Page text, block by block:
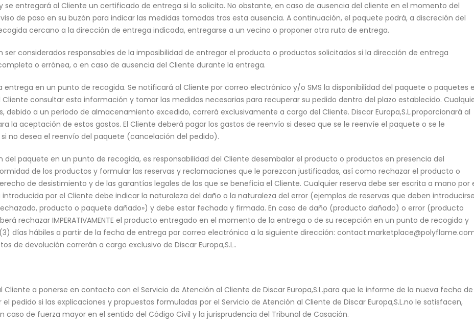
se entregará al Cliente un certificado de entrega si lo solicita. No obstante, en caso de ausencia del cliente en el momento del
de paso en su buzón para indicar las medidas tomadas tras esta ausencia. A continuación, el paquete podrá, a discreción del
cercano a la dirección de entrega indicada, entregarse a un vecino o proponer otra ruta de entrega.
ser considerados responsables de la imposibilidad de entregar el producto o productos solicitados si la dirección de entrega
o errónea, o en caso de ausencia del Cliente durante la entrega.
en un punto de recogida. Se notificará al Cliente por correo electrónico y/o SMS la disponibilidad del paquete o paquetes
Cliente consultar esta información y tomar las medidas necesarias para recuperar su pedido dentro del plazo establecido.
a un periodo de almacenamiento excedido, correrá exclusivamente a cargo del Cliente. Discar Europa,S.L.proporcionará al
la aceptación de estos gastos. El Cliente deberá pagar los gastos de reenvío si desea que se le reenvíe el paquete o se le
no desea el reenvío del paquete (cancelación del pedido).
paquete en un punto de recogida, es responsabilidad del Cliente desembalar el producto o productos en presencia del
de los productos y formular las reservas y reclamaciones que le parezcan justificadas, así como rechazar el producto o
de desistimiento y de las garantías legales de las que se beneficia el Cliente. Cualquier reserva debe ser escrita a mano por
por el Cliente debe indicar la naturaleza del daño o la naturaleza del error (ejemplos de reservas que deben
producto o paquete dañado») y debe estar fechada y firmada. En caso de daño (producto dañado) o error (producto
rechazar IMPERATIVAMENTE el producto entregado en el momento de la entrega o de su recepción en un punto de recogida y
días hábiles a partir de la fecha de entrega por correo electrónico a la siguiente dirección:
de devolución correrán a cargo exclusivo de Discar Europa,S.L..
a ponerse en contacto con el Servicio de Atención al Cliente de Discar Europa,S.L.para que le informe de la nueva fecha de
pedido si las explicaciones y propuestas formuladas por el Servicio de Atención al Cliente de Discar Europa,S.L.no le satisfacen,
caso de fuerza mayor en el sentido del Código Civil y la jurisprudencia del Tribunal de Casación.